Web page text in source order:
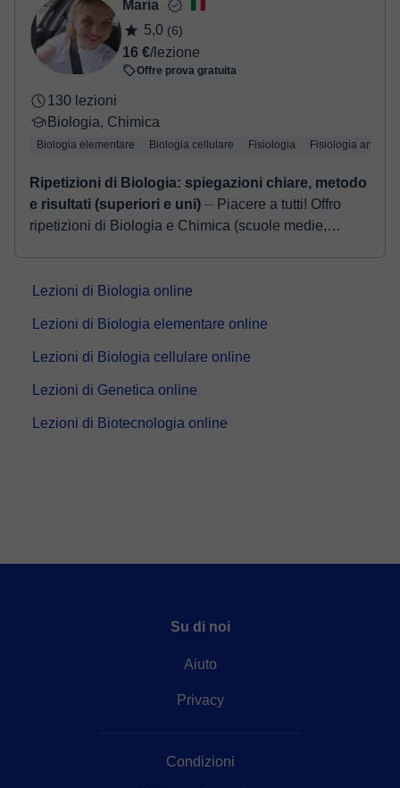
conferma della prenotazione.
Maria
5,0 (6)
16 €/lezione
Offre prova gratuita
130 lezioni
Biologia, Chimica
Biologia elementare Biologia cellulare Fisiologia Fisiologia animale
Ripetizioni di Biologia: spiegazioni chiare, metodo
e risultati (superiori e uni) ⏤ Piacere a tutti! Offro
ripetizioni di Biologia e Chimica (scuole medie,
Lezioni di Biologia online
Lezioni di Biologia elementare online
Lezioni di Biologia cellulare online
Lezioni di Genetica online
Lezioni di Biotecnologia online
Su di noi
Aiuto
Privacy
Condizioni